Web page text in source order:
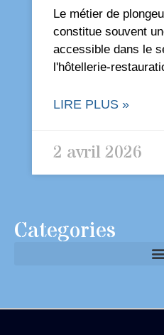
Le métier de
constitue souvent
accessible dans le
l'hôtellerie-
LIRE PLUS »
2 avril 2026
Categories